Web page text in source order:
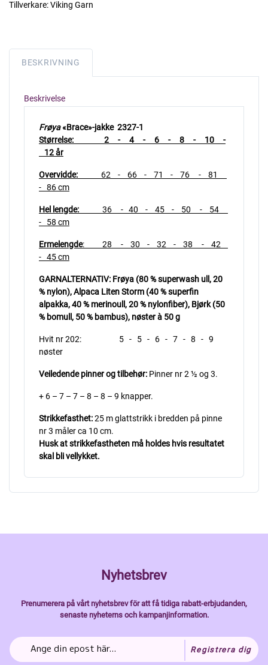
Tillverkare:Viking Garn
BESKRIVNING
Beskrivelse
Frøya«Brace»-jakke 2327-1
Størrelse: 2 - 4 - 6 - 8 - 10 -
12 år
Overvidde: 62 - 66 - 71 - 76 - 81
- 86 cm
Hel lengde: 36 - 40 - 45 - 50 - 54
- 58 cm
Ermelengde: 28 - 30 - 32 - 38 - 42
- 45 cm
GARNALTERNATIV: Frøya (80 % superwash ull, 20
% nylon),Alpaca Liten Storm (40 % superfin
alpakka, 40 % merinoull, 20 % nylonfiber), Bjørk (50
% bomull, 50 % bambus), nøster à 50 g
Hvit nr 202: 5 - 5 - 6 - 7 - 8 - 9
nøster
Veiledende pinner og tilbehør: Pinner nr 2 ½ og 3.
+ 6 – 7 – 7 – 8 – 8 – 9 knapper.
Strikkefasthet:25 m glattstrikk i bredden på pinne
nr 3 måler ca 10 cm.
Husk at strikkefastheten må holdes hvis resultatet
skal bli vellykket.
Nyhetsbrev
Prenumerera på vårt nyhetsbrev för att få tidiga rabatt-erbjudanden,
senaste nyheterns och kampanjinformation.
Registrera dig